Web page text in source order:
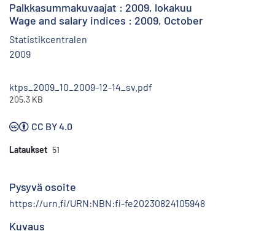
Palkkasummakuvaajat : 2009, lokakuu
Wage and salary indices : 2009, October
Statistikcentralen
2009
ktps_2009_10_2009-12-14_sv.pdf
205.3 KB
CC BY 4.0
Lataukset 51
Pysyvä osoite
https://urn.fi/URN:NBN:fi-fe20230824105948
Kuvaus